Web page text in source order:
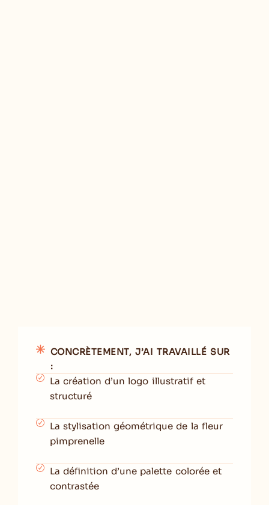
CONCRÈTEMENT, J’AI TRAVAILLÉ SUR
:​
La création d’un logo illustratif et
structuré
La stylisation géométrique de la fleur
pimprenelle
La définition d’une palette colorée et
contrastée